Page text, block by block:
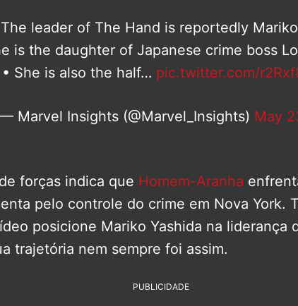
leader of The Hand is reportedly
is the daughter of Japanese crime boss
• She is also the half… pic.twitter.com/
— Marvel Insights (@Marvel_Insights) May
forças indica que Homem-Aranha
pelo controle do crime em Nova York.
posicione Mariko Yashida na liderança
trajetória nem sempre foi assim.
PUBLICIDADE